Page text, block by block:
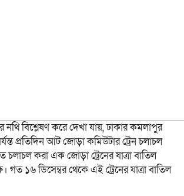
নথি বিশ্লেষণ করে দেখা যায়, ঢাকার কমলাপুর
প্রতিদিন আট জোড়া কমিউটার ট্রেন চলাচল
চলাচল করা এক জোড়া ট্রেনের যাত্রা বাতিল
গত ১৬ ডিসেম্বর থেকে এই ট্রেনের যাত্রা বাতিল